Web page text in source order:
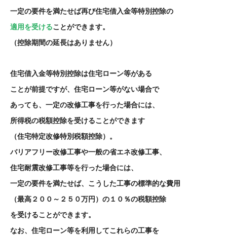
一定の要件を満たせば再び住宅借入金等特別控除の
適用を受けることができます。
（控除期間の延長はありません）
住宅借入金等特別控除は住宅ローン等がある
ことが前提ですが、住宅ローン等がない場合で
あっても、一定の改修工事を行った場合には、
所得税の税額控除を受けることができます
（住宅特定改修特別税額控除）。
バリアフリー改修工事や一般の省エネ改修工事、
住宅耐震改修工事等を行った場合には、
一定の要件を満たせば、こうした工事の標準的な費用
（最高２００～２５０万円）の１０％の税額控除
を受けることができます。
なお、住宅ローン等を利用してこれらの工事を